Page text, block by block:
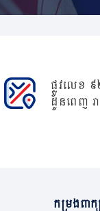
ផ្លូវលេខ ៩
ដូនពេញ រ
កម្រងពាក្